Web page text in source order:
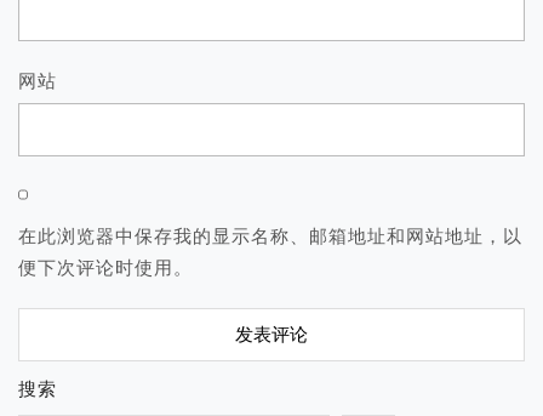
网站
在此浏览器中保存我的显示名称、邮箱地址和网站地址，以
便下次评论时使用。
搜索